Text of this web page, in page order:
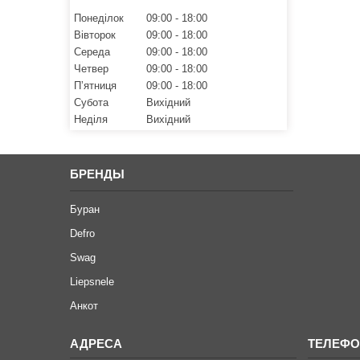
Понеділок 09:00
18:00
Вівторок
09:00
18:00
Середа
09:00
18:00
Четвер
09:00
18:00
Пʼятниця
09:00
18:00
Субота
Вихідний
Неділя
Вихідний
БРЕНДЫ
Буран
Defro
Swag
Liepsnele
Анкот